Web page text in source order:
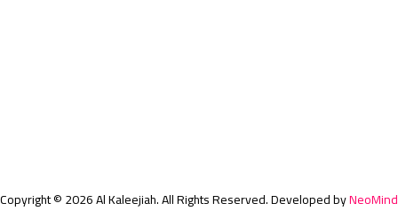
Copyright © 2026 Al Kaleejiah. All Rights Reserved. Developed byNeoMind